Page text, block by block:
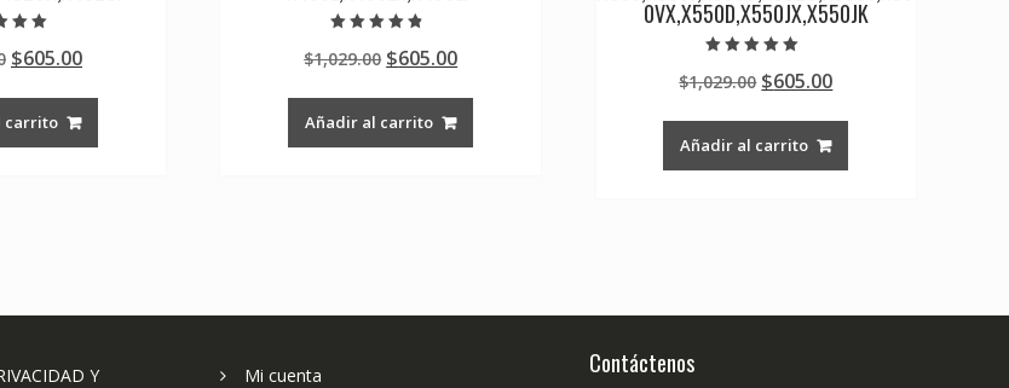
5
Original
was:
$1,029.00.
$605.00Current
$605.00.
carrito
4.50
de 5
$1,029.00 Original
was:
$1,029.00.
$605.00Current
Añadir al carrito
0VX,X550D,X550JX,X550JK
5.00
de 5
$1,029.00 Original
was:
$1,029.00.
$605.00Current
Añadir al carrito
Y Mi cuenta Contáctenos